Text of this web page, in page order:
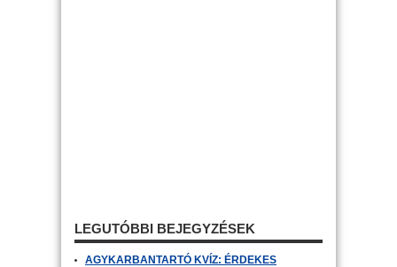
LEGUTÓBBI BEJEGYZÉSEK
AGYKARBANTARTÓ KVÍZ: ÉRDEKES